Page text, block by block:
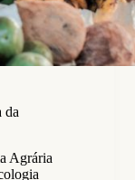
da
Agrária